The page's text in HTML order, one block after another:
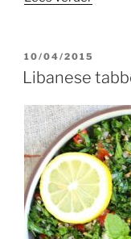
GEPLAATST
OP
10/04/2015
Libanese